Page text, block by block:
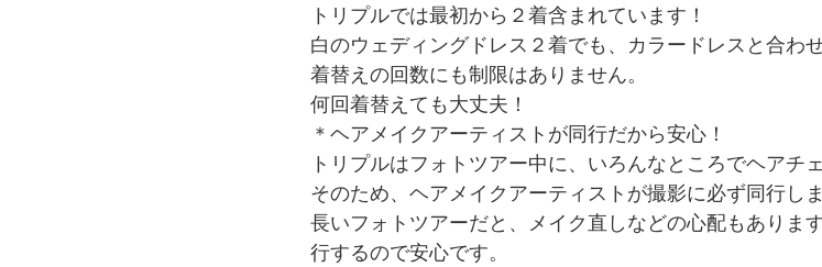
トリプルでは最初から２着含まれています！
白のウェディングドレス２着でも、カラードレスと合わ
着替えの回数にも制限はありません。
何回着替えても大丈夫！
＊ヘアメイクアーティストが同行だから安心！
トリプルはフォトツアー中に、いろんなところでヘアチ
そのため、ヘアメイクアーティストが撮影に必ず同行しま
長いフォトツアーだと、メイク直しなどの心配もありま
行するので安心です。